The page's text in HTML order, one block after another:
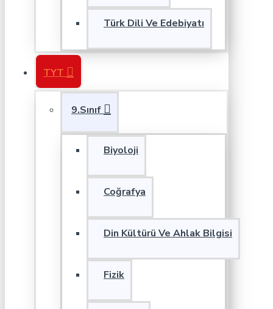
Türk Dili Ve Edebiyatı
TYT
9.Sınıf
Biyoloji
Coğrafya
Din Kültürü Ve Ahlak Bilgisi
Fizik